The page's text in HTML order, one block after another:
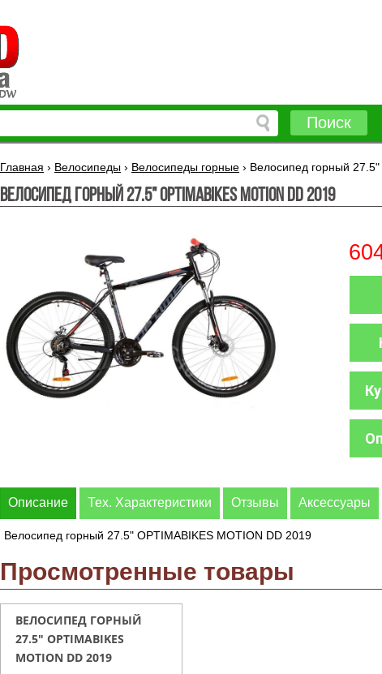
Поиск
Главная › Велосипеды › Велосипеды горные › Велосипед горный
Велосипед горный 27.5" OPTIMABIKES MOTION DD 2019
Описание Тех. Характеристики Отзывы Аксессуары
Велосипед горный 27.5" OPTIMABIKES MOTION DD 2019
Просмотренные товары
ВЕЛОСИПЕД ГОРНЫЙ
27.5" OPTIMABIKES
MOTION DD 2019